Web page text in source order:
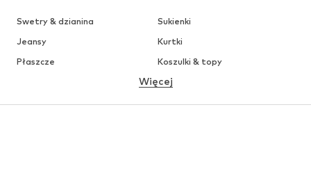
Swetry & dzianina
Sukienki
Jeansy
Kurtki
Płaszcze
Koszulki & topy
Bielizna
Więcej